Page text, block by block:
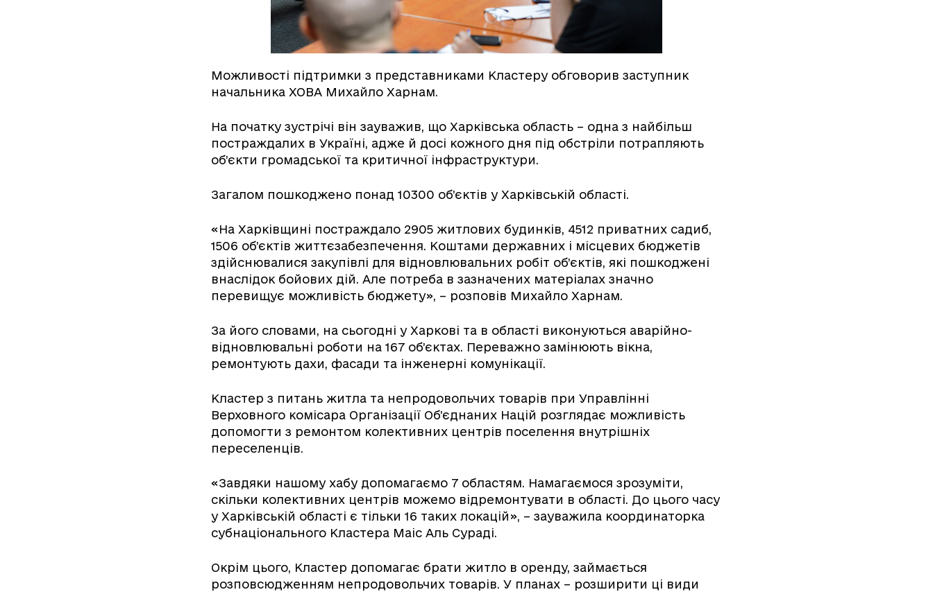
Можливості підтримки з представниками Кластеру обговорив заступник
начальника ХОВА Михайло Харнам.
На початку зустрічі він зауважив, що Харківська область – одна з найбільш
постраждалих в Україні, адже й досі кожного дня під обстріли потрапляють
об’єкти громадської та критичної інфраструктури.
Загалом пошкоджено понад 10300 об’єктів у Харківській області.
«На Харківщині постраждало 2905 житлових будинків, 4512 приватних садиб,
1506 об’єктів життєзабезпечення. Коштами державних і місцевих бюджетів
здійснювалися закупівлі для відновлювальних робіт об’єктів, які пошкоджені
внаслідок бойових дій. Але потреба в зазначених матеріалах значно
перевищує можливість бюджету», – розповів Михайло Харнам.
За його словами, на сьогодні у Харкові та в області виконуються аварійно-
відновлювальні роботи на 167 об’єктах. Переважно замінюють вікна,
ремонтують дахи, фасади та інженерні комунікації.
Кластер з питань житла та непродовольчих товарів при Управлінні
Верховного комісара Організації Об’єднаних Націй розглядає можливість
допомогти з ремонтом колективних центрів поселення внутрішніх
переселенців.
«Завдяки нашому хабу допомагаємо 7 областям. Намагаємося зрозуміти,
скільки колективних центрів можемо відремонтувати в області. До цього часу
у Харківській області є тільки 16 таких локацій», – зауважила координаторка
субнаціонального Кластера Маіс Аль Сураді.
Окрім цього, Кластер допомагає брати житло в оренду, займається
розповсюдженням непродовольчих товарів. У планах – розширити ці види